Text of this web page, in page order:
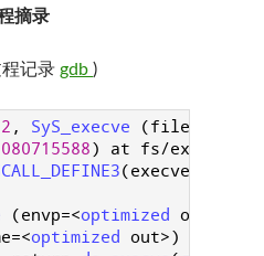
摘录
记录 gdb )
2 , SyS_execve (filename
) at fs/exec
(execve
(envp=<optimized out
=<optimized out>)